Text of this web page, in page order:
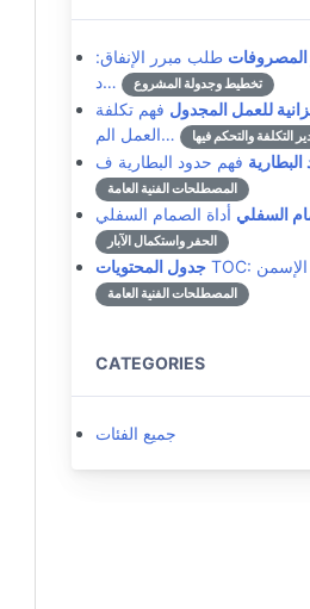
طلب مبرر الإنفاق:
د…
تخطيط وجدولة المشروع
للعمل المجدول فهم تكلفة
العمل الم…
التكلفة والتحكم فيها
المصطلحات الفنية العامة
السفلي
الحفر واستكمال الآبار
جدول المحتويات
المصطلحات الفنية العامة
CATEGORIES
جميع الفئات